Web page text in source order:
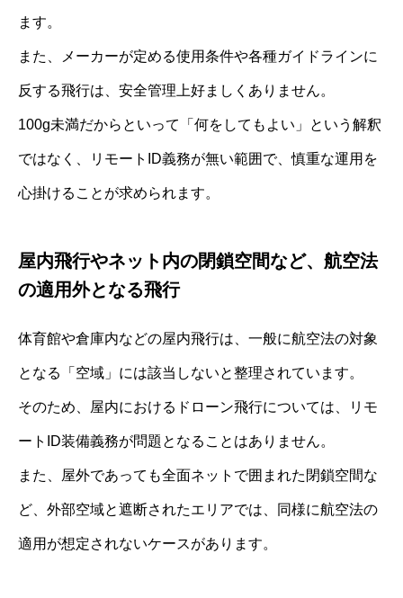
ます。
また、メーカーが定める使用条件や各種ガイドラインに
反する飛行は、安全管理上好ましくありません。
100g未満だからといって「何をしてもよい」という解釈
ではなく、リモートID義務が無い範囲で、慎重な運用を
心掛けることが求められます。
屋内飛行やネット内の閉鎖空間など、航空法
の適用外となる飛行
体育館や倉庫内などの屋内飛行は、一般に航空法の対象
となる「空域」には該当しないと整理されています。
そのため、屋内におけるドローン飛行については、リモ
ートID装備義務が問題となることはありません。
また、屋外であっても全面ネットで囲まれた閉鎖空間な
ど、外部空域と遮断されたエリアでは、同様に航空法の
適用が想定されないケースがあります。